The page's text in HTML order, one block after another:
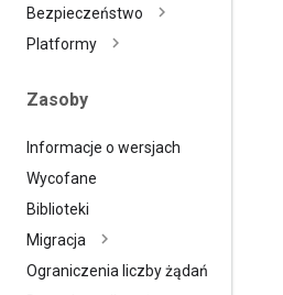
Bezpieczeństwo
Platformy
Zasoby
Informacje o wersjach
Wycofane
Biblioteki
Migracja
Ograniczenia liczby żądań